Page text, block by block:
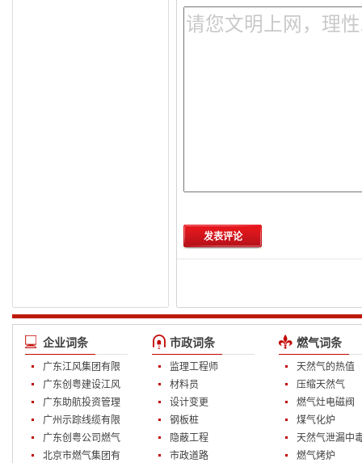
发表评论
企业词条
广东江风集团有限
公司
广东创粤建设江风
装饰公司
广东助航投资管理
有限公司
广州示踪线缆有限
公司
广东创粤公司燃气
部
北京市燃气集团有
市政词条
监理工程师
材料员
设计变更
钢板桩
隐蔽工程
市政道路
燃气词条
天然气的热值
压缩天然气
燃气灶电磁阀
煤气化炉
天然气泄漏中
燃气烤炉